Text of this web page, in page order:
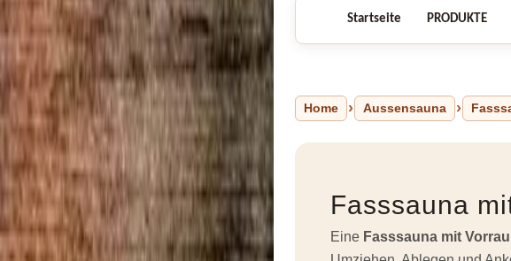
Startseite PRODUKTE
Home Aussensauna
Fasssauna
Eine Fasssauna mit